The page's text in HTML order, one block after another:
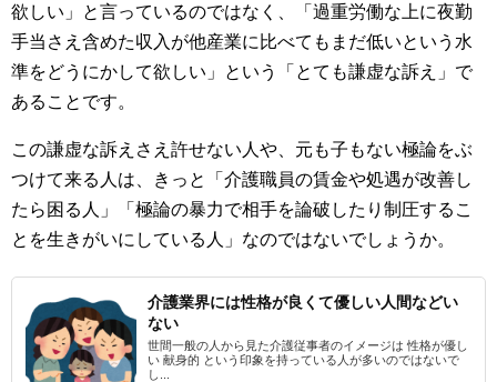
欲しい」と言っているのではなく、「過重労働な上に夜勤
手当さえ含めた収入が他産業に比べてもまだ低いという水
準をどうにかして欲しい」という「とても謙虚な訴え」で
あることです。
この謙虚な訴えさえ許せない人や、元も子もない極論をぶ
つけて来る人は、きっと「介護職員の賃金や処遇が改善し
たら困る人」「極論の暴力で相手を論破したり制圧するこ
とを生きがいにしている人」なのではないでしょうか。
介護業界には性格が良くて優しい人間などい
ない
世間一般の人から見た介護従事者のイメージは 性格が優し
い 献身的 という印象を持っている人が多いのではないで
し...